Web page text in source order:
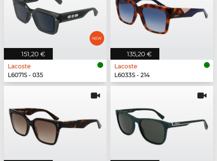
151,20 €
Lacoste
L6071S - 035
135,20 €
Lacoste
L6033S - 214